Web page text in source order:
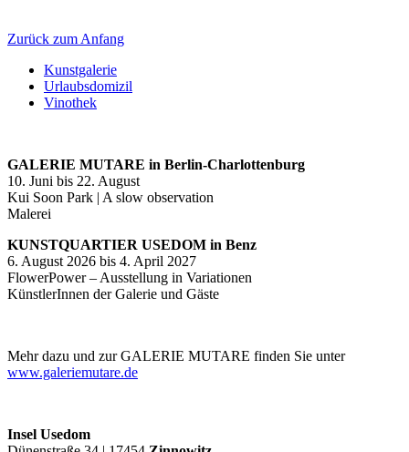
Zurück zum Anfang
Kunstgalerie
Urlaubsdomizil
Vinothek
GALERIE MUTARE in Berlin-Charlottenburg
10. Juni bis 22. August
Kui Soon Park | A slow observation
Malerei
KUNSTQUARTIER USEDOM in Benz
6. August 2026 bis 4. April 2027
FlowerPower – Ausstellung in Variationen
KünstlerInnen der Galerie und Gäste
Mehr dazu und zur GALERIE MUTARE finden Sie unter
www.galeriemutare.de
Insel Usedom